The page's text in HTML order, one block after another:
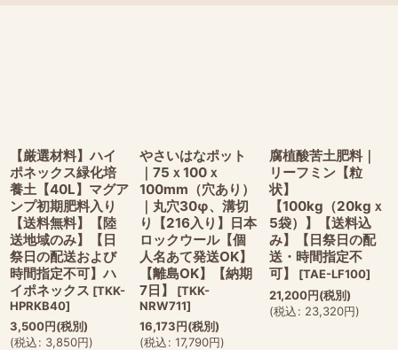
【厳選材料】ハイ
ポネックス緑化培
養土【40L】マグア
ンプ初期肥料入り
【送料無料】【陸
送地域のみ】【日
祭日の配送および
時間指定不可】ハ
イポネックス [TKK-
HPRKB40]
3,500円(税別)
(税込: 3,850円)
やさいはなポット
｜75ｘ100ｘ
100mm（穴あり）
｜丸穴30φ、溝切
り【216入り】日本
ロックウール【個
人名あて発送OK】
【離島OK】【納期
7日】
[TKK-
NRW711]
16,173円(税別)
(税込: 17,790円)
腐植酸苦土肥料｜
リーフミン【粒
状】
【100kg（20kgｘ
5袋）】【送料込
み】【日祭日の配
送・時間指定不
可】
[TAE-LF100]
21,200円(税別)
(税込: 23,320円)